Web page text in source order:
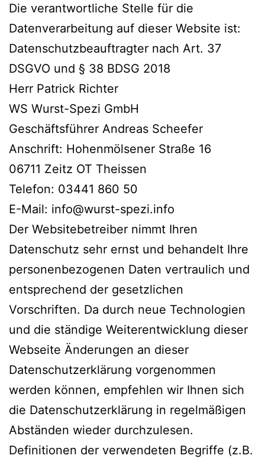
Die verantwortliche Stelle für die
Datenverarbeitung auf dieser Website ist:
Datenschutzbeauftragter nach Art. 37
DSGVO und § 38 BDSG 2018
Herr Patrick Richter
WS Wurst-Spezi GmbH
Geschäftsführer Andreas Scheefer
Anschrift: Hohenmölsener Straße 16
06711 Zeitz OT Theissen
Telefon: 03441 860 50
E-Mail: info@wurst-spezi.info
Der Websitebetreiber nimmt Ihren
Datenschutz sehr ernst und behandelt Ihre
personenbezogenen Daten vertraulich und
entsprechend der gesetzlichen
Vorschriften. Da durch neue Technologien
und die ständige Weiterentwicklung dieser
Webseite Änderungen an dieser
Datenschutzerklärung vorgenommen
werden können, empfehlen wir Ihnen sich
die Datenschutzerklärung in regelmäßigen
Abständen wieder durchzulesen.
Definitionen der verwendeten Begriffe (z.B.